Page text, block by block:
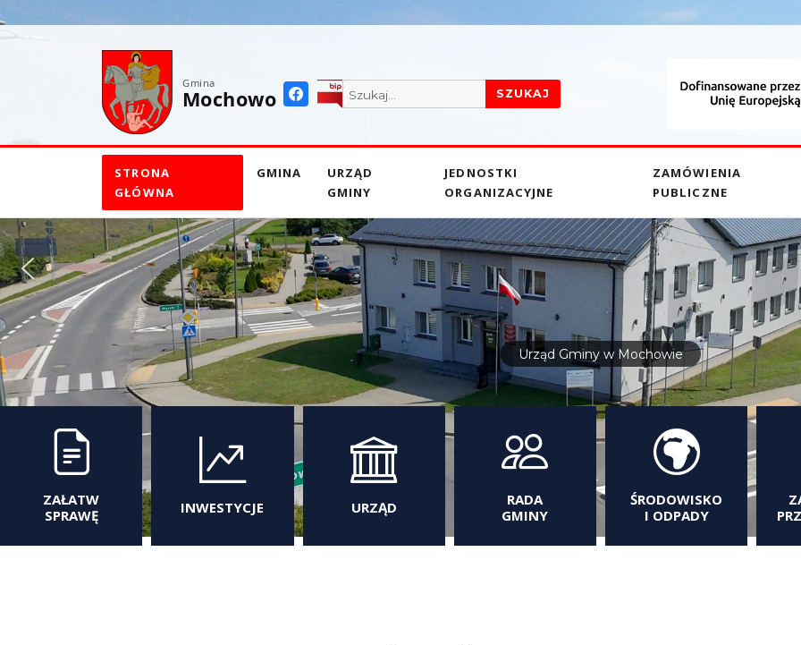
treści
Urząd Gminy w Mochowie
Gmina
Mochowo SZUKAJ
STRONA
GŁÓWNA
GMINA
URZĄD
GMINY
JEDNOSTKI
ORGANIZACYJNE
ZAMÓWIENIA
PUBLICZNE
ZAŁATW
SPRAWĘ
INWESTYCJE URZĄD
RADA
GMINY
ŚRODOWISKO
I ODPADY